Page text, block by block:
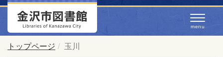
トップページ 玉川